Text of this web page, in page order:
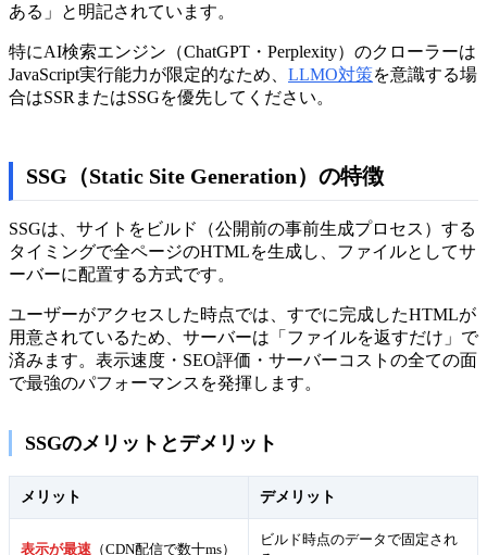
ある」と明記されています。
特にAI検索エンジン（ChatGPT・Perplexity）のクローラーは
JavaScript実行能力が限定的なため、 LLMO対策を意識する場
合はSSRまたはSSGを優先してください。
SSG（Static Site Generation）の特徴
SSGは、サイトをビルド（公開前の事前生成プロセス）する
タイミングで全ページのHTMLを生成し、ファイルとしてサ
ーバーに配置する方式です。
ユーザーがアクセスした時点では、すでに完成したHTMLが
用意されているため、サーバーは「ファイルを返すだけ」で
済みます。表示速度・SEO評価・サーバーコストの全ての面
で最強のパフォーマンスを発揮します。
SSGのメリットとデメリット
メリット デメリット
表示が最速 （CDN配信で数十ms）
ビルド時点のデータで固定され